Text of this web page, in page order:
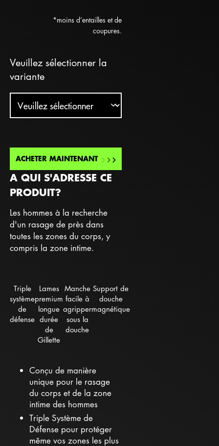
*moins d’entailles et de
coupures.
Veuillez sélectionner la
variante
ACHETER MAINTENANT
A QUI S'ADRESSE CE
PRODUIT?
Les hommes à la recherche
d'un rasage de près dans
toutes les zones du corps, y
compris la zone intime.
Triple
système
de
défense
Lames
premium
longue
durée
de
Gillette
Manche
facile à
agripper
sous la
douche
Support de
douche
magnétique
Conçu de manière
unique pour le rasage
du corps et de la zone
intime des hommes
Triple Système de
Défense pour protéger
même vos zones les plus